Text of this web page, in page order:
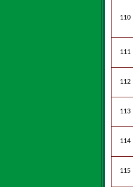
110
111
112
113
114
115